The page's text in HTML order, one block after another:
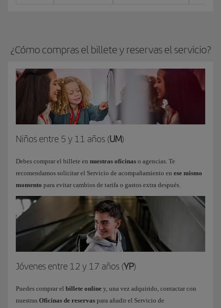
¿Cómo compras el billete y reservas el servicio?
Niños entre 5 y 11 años (UM)
Debes comprar el billete en nuestras oficinas o agencias. Te
recomendamos solicitar el Servicio de acompañamiento en ese mismo
momento para evitar cambios de tarifa o gastos extra después.
Jóvenes entre 12 y 17 años (YP)
Puedes comprar el billete online y, una vez adquirido, contactar con
nuestras Oficinas de reservas para añadir el Servicio de